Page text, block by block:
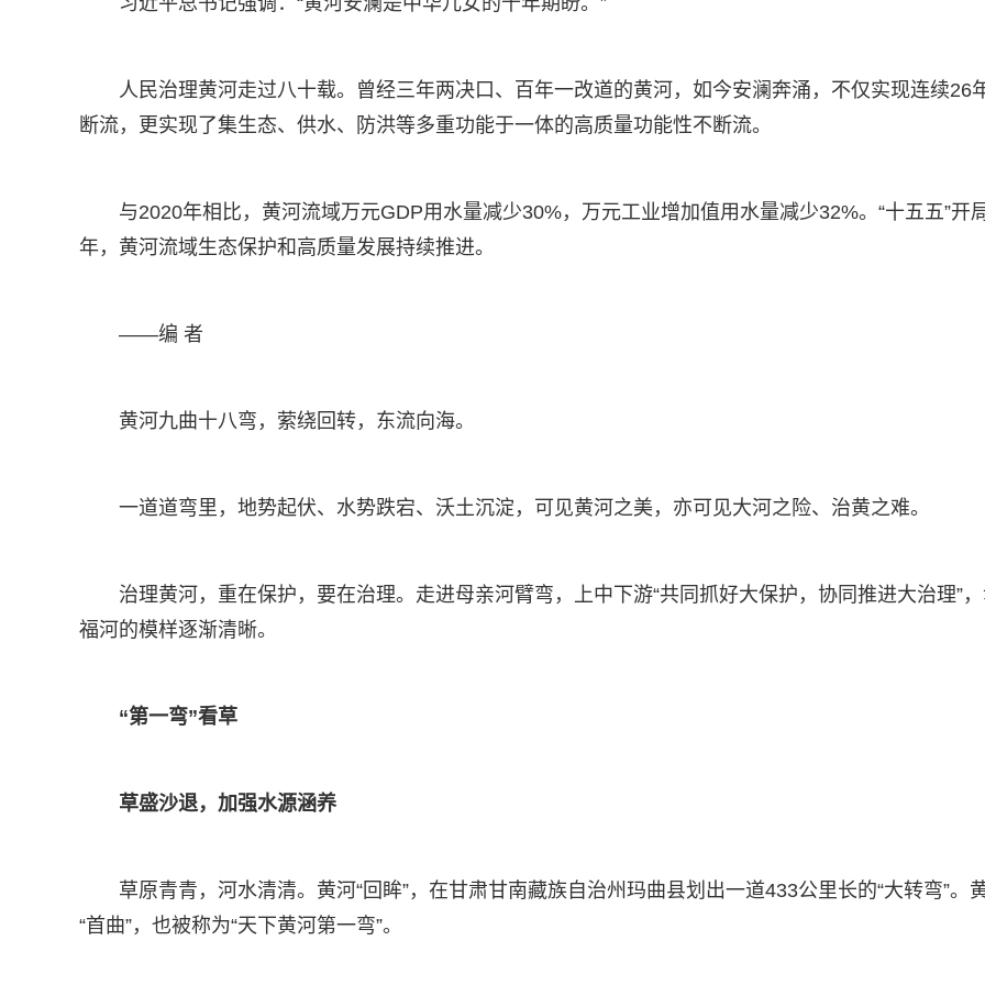
人民治理黄河走过八十载。曾经三年两决口、百年一改道的黄河，如今安澜奔涌，不仅实现连续26
断流，更实现了集生态、供水、防洪等多重功能于一体的高质量功能性不断流。
与2020年相比，黄河流域万元GDP用水量减少30%，万元工业增加值用水量减少32%。“十五五”开
年，黄河流域生态保护和高质量发展持续推进。
——编 者
黄河九曲十八弯，萦绕回转，东流向海。
一道道弯里，地势起伏、水势跌宕、沃土沉淀，可见黄河之美，亦可见大河之险、治黄之难。
治理黄河，重在保护，要在治理。走进母亲河臂弯，上中下游“共同抓好大保护，协同推进大治理”
福河的模样逐渐清晰。
“第一弯”看草
草盛沙退，加强水源涵养
草原青青，河水清清。黄河“回眸”，在甘肃甘南藏族自治州玛曲县划出一道433公里长的“大转弯”。
“首曲”，也被称为“天下黄河第一弯”。